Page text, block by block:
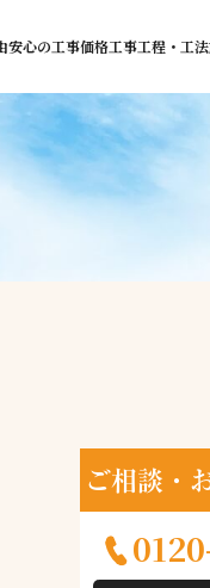
安心の工事価格工事工程・工法
ご相談・